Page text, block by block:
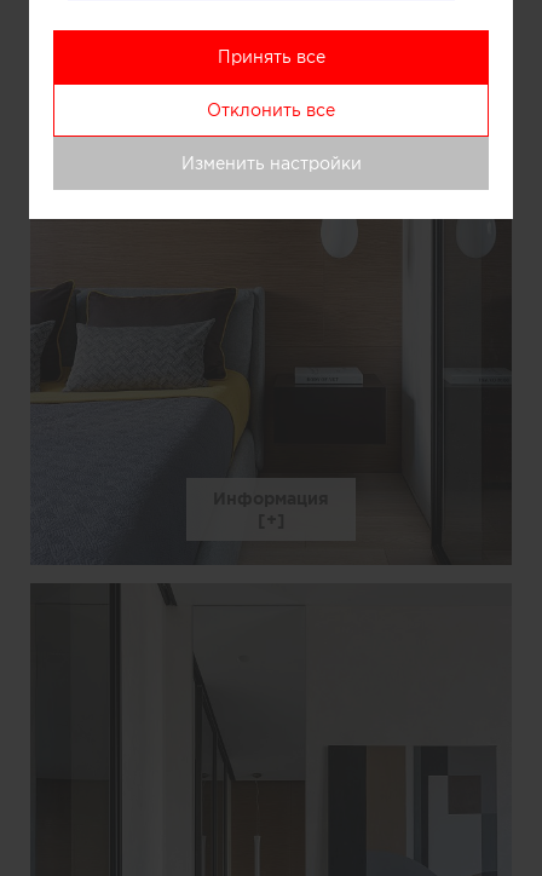
Принять все
Отклонить все
Изменить настройки